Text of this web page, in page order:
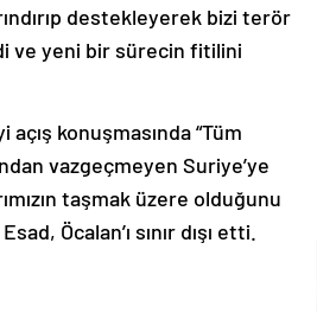
destekleyerek bizi terör
ve yeni bir sürecin fitilini
konuşmasında “Tüm
vazgeçmeyen Suriye’ye
taşmak üzere olduğunu
Öcalan’ı sınır dışı etti.